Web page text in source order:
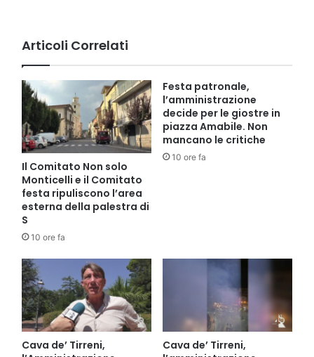
Articoli Correlati
Il Comitato Non solo
Monticelli e il Comitato
festa ripuliscono l’area
esterna della palestra di
S
10 ore fa
Festa patronale,
l’amministrazione
decide per le giostre in
piazza Amabile. Non
mancano le critiche
10 ore fa
Cava de’ Tirreni,
Cava de’ Tirreni,